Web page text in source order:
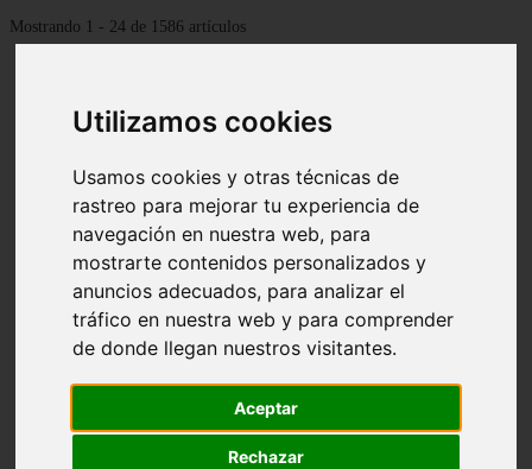
Utilizamos cookies
Usamos cookies y otras técnicas de
rastreo para mejorar tu experiencia de
navegación en nuestra web, para
mostrarte contenidos personalizados y
anuncios adecuados, para analizar el
tráfico en nuestra web y para comprender
de donde llegan nuestros visitantes.
Aceptar
Rechazar
Mostrando 1 - 24 de 1586 artículos